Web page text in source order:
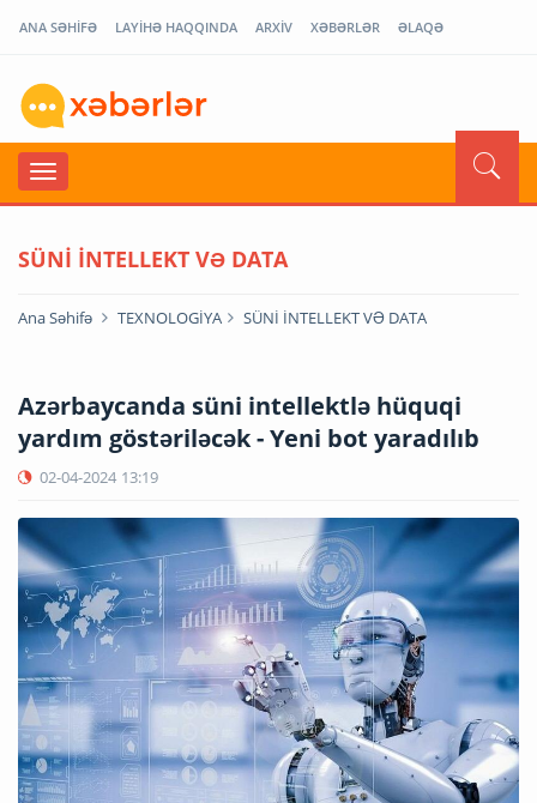
ANA SƏHİFƏ LAYİHƏ HAQQINDA ARXİV XƏBƏRLƏR ƏLAQƏ
SÜNİ İNTELLEKT VƏ DATA
Ana Səhifə TEXNOLOGİYA SÜNİ İNTELLEKT VƏ DATA
Azərbaycanda süni intellektlə hüquqi
yardım göstəriləcək - Yeni bot yaradılıb
02-04-2024 13:19